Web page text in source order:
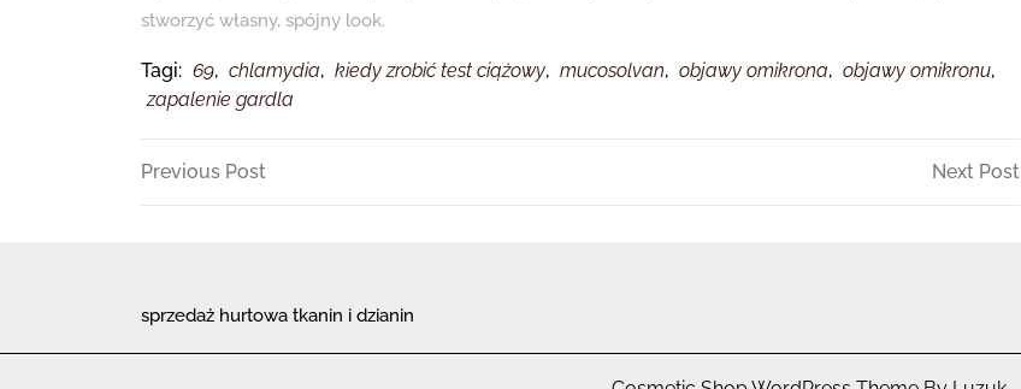
stworzyć własny, spójny look.
Tagi: 69, chlamydia, kiedy zrobić test ciążowy, mucosolvan, objawy omikrona, objawy omikronu,
zapalenie gardla
Nawigacja
Previous
Previous Post Next Post
sprzedaż hurtowa tkanin i dzianin